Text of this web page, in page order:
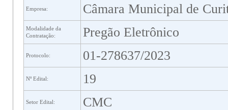
Empresa: Câmara Municipal de
Modalidade da
Contratação:
Pregão Eletrônico
Protocolo: 01-278637/2023
Nº Edital: 19
Setor Edital: CMC